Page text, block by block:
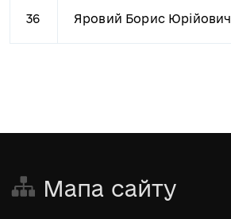
36 Яровий Борис Юрійович
Мапа сайту